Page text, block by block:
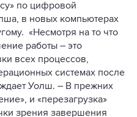
по цифровой
в новых компьютерах
«Несмотря на то что
работы – это
всех процессов,
системах после
Уолш. – В прежних
и «перезагрузка»
зрения завершения